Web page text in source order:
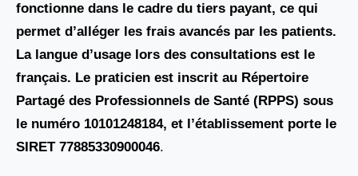
fonctionne dans le cadre du tiers payant, ce qui
permet d’alléger les frais avancés par les patients.
La langue d’usage lors des consultations est le
français. Le praticien est inscrit au Répertoire
Partagé des Professionnels de Santé (RPPS) sous
le numéro 10101248184, et l’établissement porte le
SIRET 77885330900046.